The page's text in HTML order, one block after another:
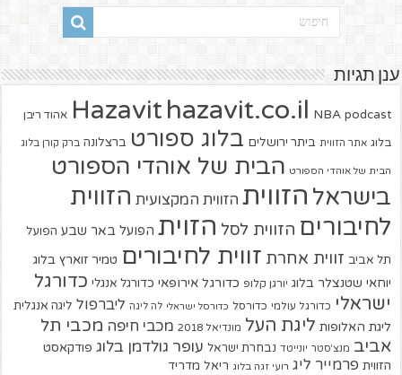
ענן תגיות
Hazavit hazavit.co.il NBA podcast אהוד ריבן
בלוג אתר הזווית ביתר ירושלים בלוג ספורט ברצלונה ברק קורן בלוג
הבית של אוהדי הספורט הבית של אוהדי הספורט
בישראל הזווית הזווית המקצועית הזווית
לחיבורים הזווית לסל הזוית הפועל באר שבע הפועל
תל אביב זווית אחרת זווית לחיבורים טמיר זוארץ בלוג
יוחאי שטנצלר בלוג יורגן קלופ כדורגל אירופאי כדורגל אנגלי כדורגל
ישראלי כדורגל עולמי כדורסל כדורסל ישראלי לה ליגה ליברפול ליגה אנגלית
ליגת האלופות ליגת העל מונדיאל 2018 מכבי חיפה מכבי תל
אביב מנצ'סטר יונייטד נבחרת ישראל עופר גולדמן בלוג פודקאסט
הזווית פרמייר ליג רועי זגה בלוג ריאל מדריד